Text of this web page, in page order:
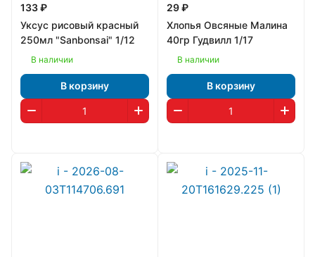
133 ₽
Уксус рисовый красный
250мл "Sanbonsai" 1/12
В наличии
В корзину
29 ₽
Хлопья Овсяные Малина
40гр Гудвилл 1/17
В наличии
В корзину